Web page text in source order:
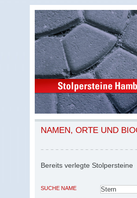
NAMEN, ORTE UND
Bereits verlegte Stolpersteine
SUCHE NAME